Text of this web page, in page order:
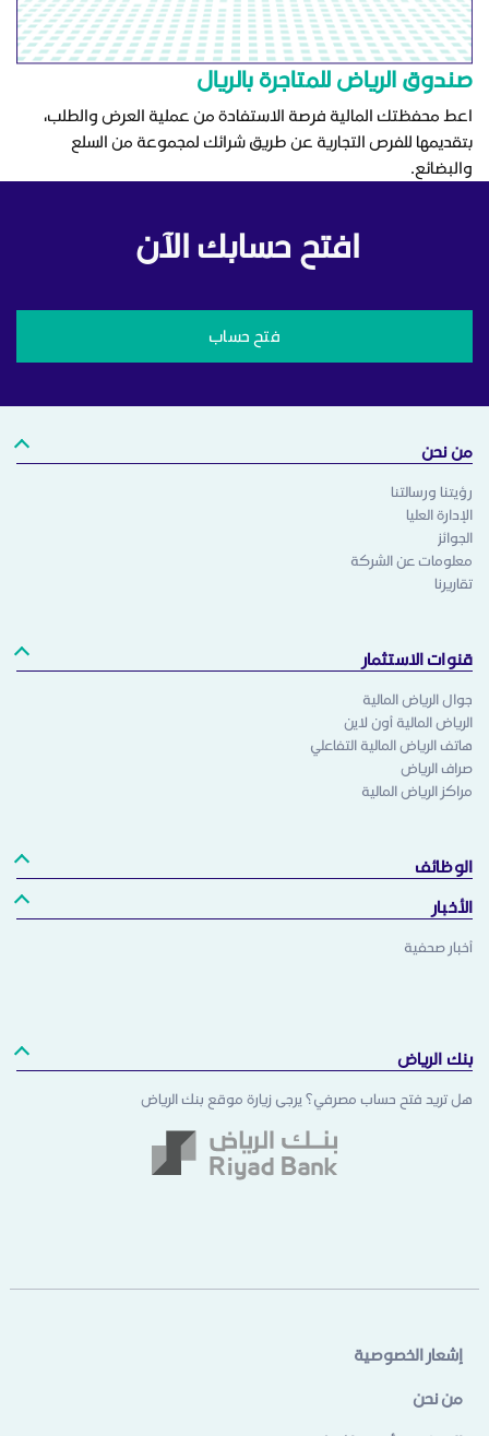
صندوق الرياض للمتاجرة بالريال
اعط محفظتك المالية فرصة الاستفادة من عملية العرض والطلب،
بتقديمها للفرص التجارية عن طريق شرائك لمجموعة من السلع
والبضائع.
افتح حسابك الآن
فتح حساب
من نحن
رؤيتنا ورسالتنا
الإدارة العليا
الجوائز
معلومات عن الشركة
تقاريرنا
قنوات الاستثمار
جوال الرياض المالية
الرياض المالية أون لاين
هاتف الرياض المالية التفاعلي
صراف الرياض
مراكز الرياض المالية
الوظائف
الأخبار
أخبار صحفية
بنك الرياض
هل تريد فتح حساب مصرفي؟ يرجى زيارة موقع بنك الرياض
إشعار الخصوصية
من نحن